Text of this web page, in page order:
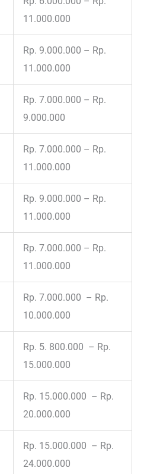
11.000.000
Rp. 9.000.000 – Rp.
11.000.000
Rp. 7.000.000 – Rp.
9.000.000
Rp. 7.000.000 – Rp.
11.000.000
Rp. 9.000.000 – Rp.
11.000.000
Rp. 7.000.000 – Rp.
11.000.000
Rp. 7.000.000 – Rp.
10.000.000
Rp. 5. 800.000 – Rp.
15.000.000
Rp. 15.000.000 – Rp.
20.000.000
Rp. 15.000.000 – Rp.
24.000.000